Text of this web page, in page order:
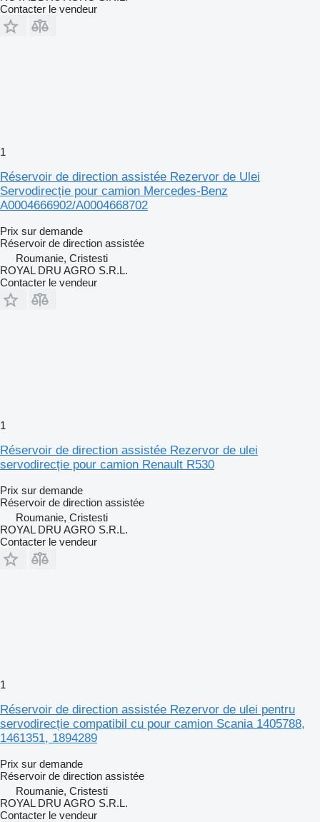
Contacter le vendeur
1
Réservoir de direction assistée Rezervor de Ulei
Servodirecție pour camion Mercedes-Benz
A0004666902/A0004668702
Prix sur demande
Réservoir de direction assistée
Roumanie, Cristesti
ROYAL DRU AGRO S.R.L.
Contacter le vendeur
1
Réservoir de direction assistée Rezervor de ulei
servodirecție pour camion Renault R530
Prix sur demande
Réservoir de direction assistée
Roumanie, Cristesti
ROYAL DRU AGRO S.R.L.
Contacter le vendeur
1
Réservoir de direction assistée Rezervor de ulei pentru
servodirecție compatibil cu pour camion Scania 1405788,
1461351, 1894289
Prix sur demande
Réservoir de direction assistée
Roumanie, Cristesti
ROYAL DRU AGRO S.R.L.
Contacter le vendeur